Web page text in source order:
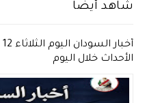
شاهد أيضاً
الأحداث خلال اليوم